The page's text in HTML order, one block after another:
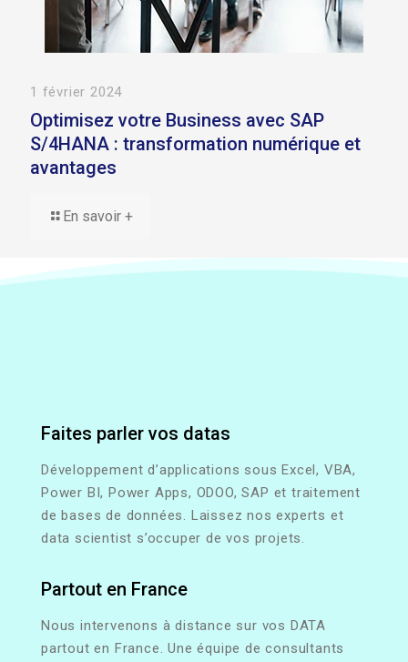
1 février 2024
Optimisez votre Business avec SAP
S/4HANA : transformation numérique et
avantages
En savoir +
Faites parler vos datas
Développement d’applications sous Excel, VBA,
Power BI, Power Apps, ODOO, SAP et traitement
de bases de données. Laissez nos experts et
data scientist s’occuper de vos projets.
Partout en France
Nous intervenons à distance sur vos DATA
partout en France. Une équipe de consultants